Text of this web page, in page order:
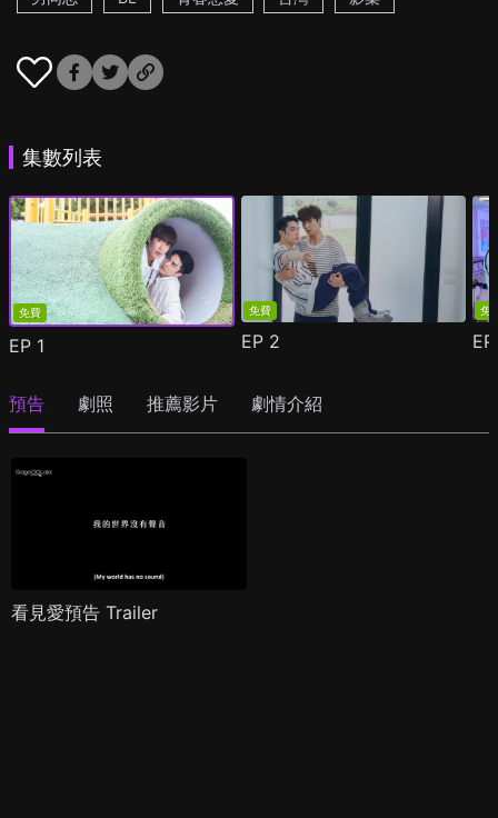
集數列表
免費
EP 1
免費
EP 2
免
預告 劇照 推薦影片 劇情介紹
看見愛預告 Trailer